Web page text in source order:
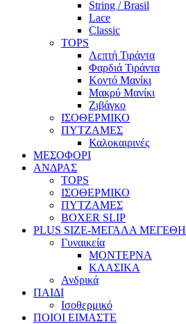
String / Brasil
Lace
Classic
TOPS
Λεπτή Τιράντα
Φαρδιά Τιράντα
Κοντό Μανίκι
Μακρύ Μανίκι
Ζιβάγκο
ΙΣΟΘΕΡΜΙΚΟ
ΠΥΤΖΑΜΕΣ
Καλοκαιρινές
ΜΕΣΟΦΟΡΙ
ΑΝΔΡΑΣ
TOPS
ΙΣΟΘΕΡΜΙΚΟ
ΠΥΤΖΑΜΕΣ
BOXER SLIP
PLUS SIZE-ΜΕΓΑΛΑ ΜΕΓΕΘΗ
Γυναικεία
ΜΟΝΤΕΡΝΑ
ΚΛΑΣΙΚΑ
Ανδρικά
ΠΑΙΔΙ
Ισοθερμικό
ΠΟΙΟΙ ΕΙΜΑΣΤΕ